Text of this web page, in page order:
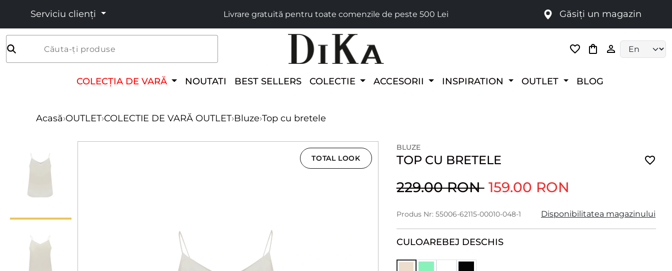
Serviciu clienți Livrare gratuită pentru toate comenzile de peste 500 Lei Găsiți un magazin
Căuta-ți produse
COLECȚIA DE VARĂ NOUTATI BEST SELLERS COLECTIE ACCESORII INSPIRATION OUTLET BLOG
Acasă›OUTLET›COLECTIE DE VARĂ OUTLET›Bluze›Top cu bretele
TOTAL LOOK
BLUZE
TOP CU BRETELE
229.00 RON 159.00 RON
Produs Nr: 55006-62115-00010-048-1 Disponibilitatea magazinului
CULOAREBEJ DESCHIS